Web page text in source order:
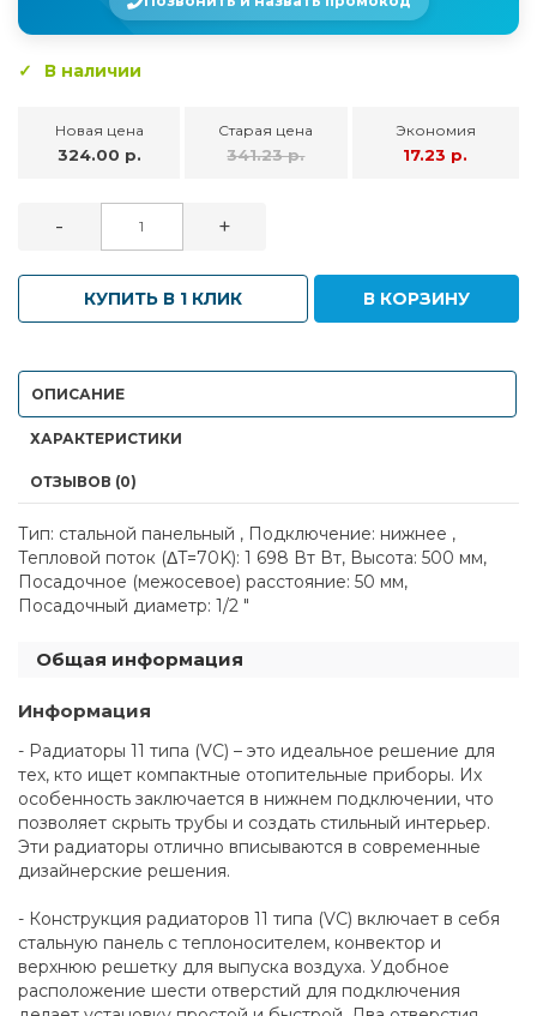
В наличии
Новая цена
324.00 р.
Старая цена
341.23 р.
Экономия
17.23 р.
- +
КУПИТЬ В 1 КЛИК В КОРЗИНУ
ОПИСАНИЕ
ХАРАКТЕРИСТИКИ
ОТЗЫВОВ (0)
Тип: стальной панельный , Подключение: нижнее ,
Тепловой поток (ΔT=70K): 1 698 Вт Вт, Высота: 500 мм,
Посадочное (межосевое) расстояние: 50 мм,
Посадочный диаметр: 1/2 "
Общая информация
Информация
- Радиаторы 11 типа (VC) – это идеальное решение для
тех, кто ищет компактные отопительные приборы. Их
особенность заключается в нижнем подключении, что
позволяет скрыть трубы и создать стильный интерьер.
Эти радиаторы отлично вписываются в современные
дизайнерские решения.
- Конструкция радиаторов 11 типа (VC) включает в себя
стальную панель с теплоносителем, конвектор и
верхнюю решетку для выпуска воздуха. Удобное
расположение шести отверстий для подключения